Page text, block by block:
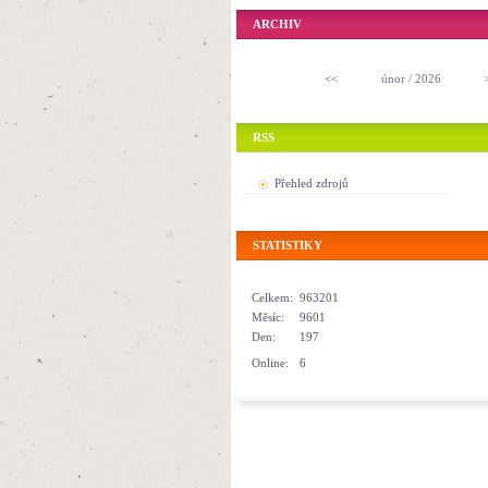
ARCHIV
<< únor / 2026
RSS
Přehled zdrojů
STATISTIKY
Online: 6
Celkem: 963201
Měsíc:
9601
Den:
197